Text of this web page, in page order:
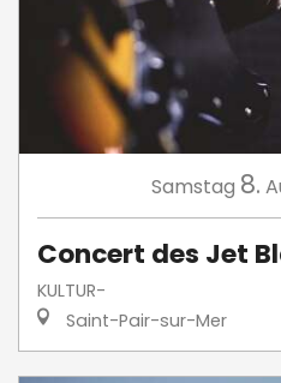
Samstag 8.
Concert des Jet
KULTUR-
Saint-Pair-sur-Mer